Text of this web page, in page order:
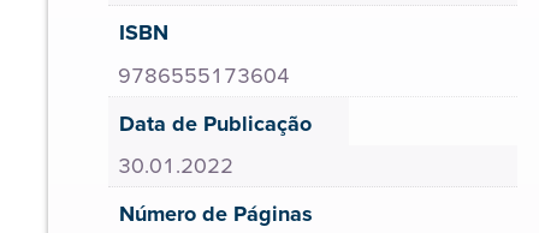
ISBN
9786555173604
Data de Publicação
30.01.2022
Número de Páginas